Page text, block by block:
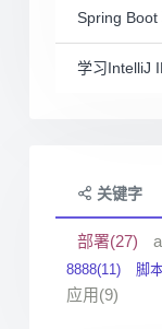
Spring Boot
学习IntelliJ
关键字
部署(27)
8888(11)
脚
应用(9)